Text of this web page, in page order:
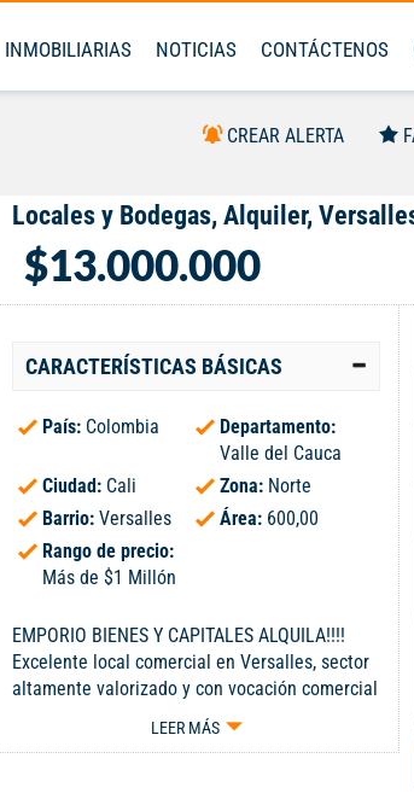
INMOBILIARIAS NOTICIAS CONTÁCTENOS
CREAR ALERTA
Locales y Bodegas, Alquiler,
$13.000.000
CARACTERÍSTICAS BÁSICAS
País: Colombia
Departamento:
Valle del Cauca
Ciudad: Cali Zona: Norte
Barrio: Versalles Área: 600,00
Rango de precio:
Más de $1 Millón
EMPORIO BIENES Y CAPITALES ALQUILA!!!!
Excelente local comercial en Versalles, sector
altamente valorizado y con vocación comercial
y de servicios, distribuido en 3 pisos, área total
aproximada 600 m2, sobre vía principal.
LEER MÁS